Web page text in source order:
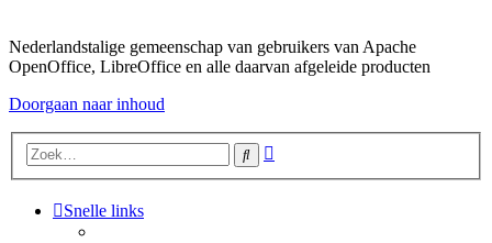
Nederlandstalige gemeenschap van gebruikers van Apache
OpenOffice, LibreOffice en alle daarvan afgeleide producten
Doorgaan naar inhoud
Zoek
Snelle links